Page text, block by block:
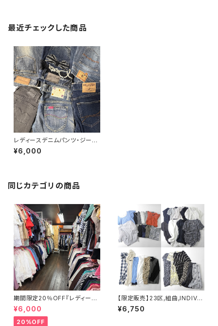
最近チェックした商品
レディースデニムパンツ・ジーン
ズ30点セット（オールシーズン）
¥6,000
同じカテゴリの商品
期間限定20％OFF『レディース
春夏物30点セット☆弊社店舗販
売品と同等のクオリティです♪』
¥6,000
20%OFF
【限定販売】23区,組曲,INDIVI,
ELLE,Couture Brooch,OPA
QUE.CLIP他 レディース春夏ワ
¥6,750